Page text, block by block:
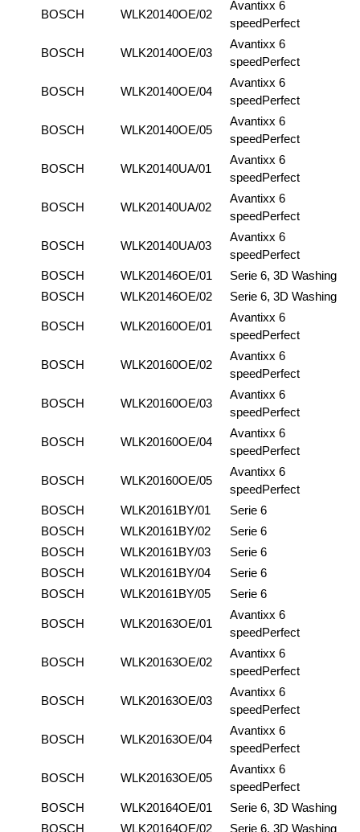
BOSCH WLK20140OE/02
Avantixx 6
speedPerfect
BOSCH WLK20140OE/03
Avantixx 6
speedPerfect
BOSCH WLK20140OE/04
Avantixx 6
speedPerfect
BOSCH WLK20140OE/05
Avantixx 6
speedPerfect
BOSCH WLK20140UA/01
Avantixx 6
speedPerfect
BOSCH WLK20140UA/02
Avantixx 6
speedPerfect
BOSCH WLK20140UA/03
Avantixx 6
speedPerfect
BOSCH
WLK20146OE/01
Serie 6, 3D Washing
BOSCH
WLK20146OE/02 Serie 6, 3D Washing
BOSCH WLK20160OE/01
Avantixx 6
speedPerfect
BOSCH WLK20160OE/02
Avantixx 6
speedPerfect
BOSCH WLK20160OE/03
Avantixx 6
speedPerfect
BOSCH WLK20160OE/04
Avantixx 6
speedPerfect
BOSCH WLK20160OE/05
Avantixx 6
speedPerfect
BOSCH
WLK20161BY/01
Serie 6
BOSCH
WLK20161BY/02
Serie 6
BOSCH
WLK20161BY/03
Serie 6
BOSCH
WLK20161BY/04
Serie 6
BOSCH
WLK20161BY/05 Serie 6
BOSCH WLK20163OE/01
Avantixx 6
speedPerfect
BOSCH WLK20163OE/02
Avantixx 6
speedPerfect
BOSCH WLK20163OE/03
Avantixx 6
speedPerfect
BOSCH WLK20163OE/04
Avantixx 6
speedPerfect
BOSCH WLK20163OE/05
Avantixx 6
speedPerfect
BOSCH
WLK20164OE/01
Serie 6, 3D Washing
BOSCH
WLK20164OE/02 Serie 6, 3D Washing